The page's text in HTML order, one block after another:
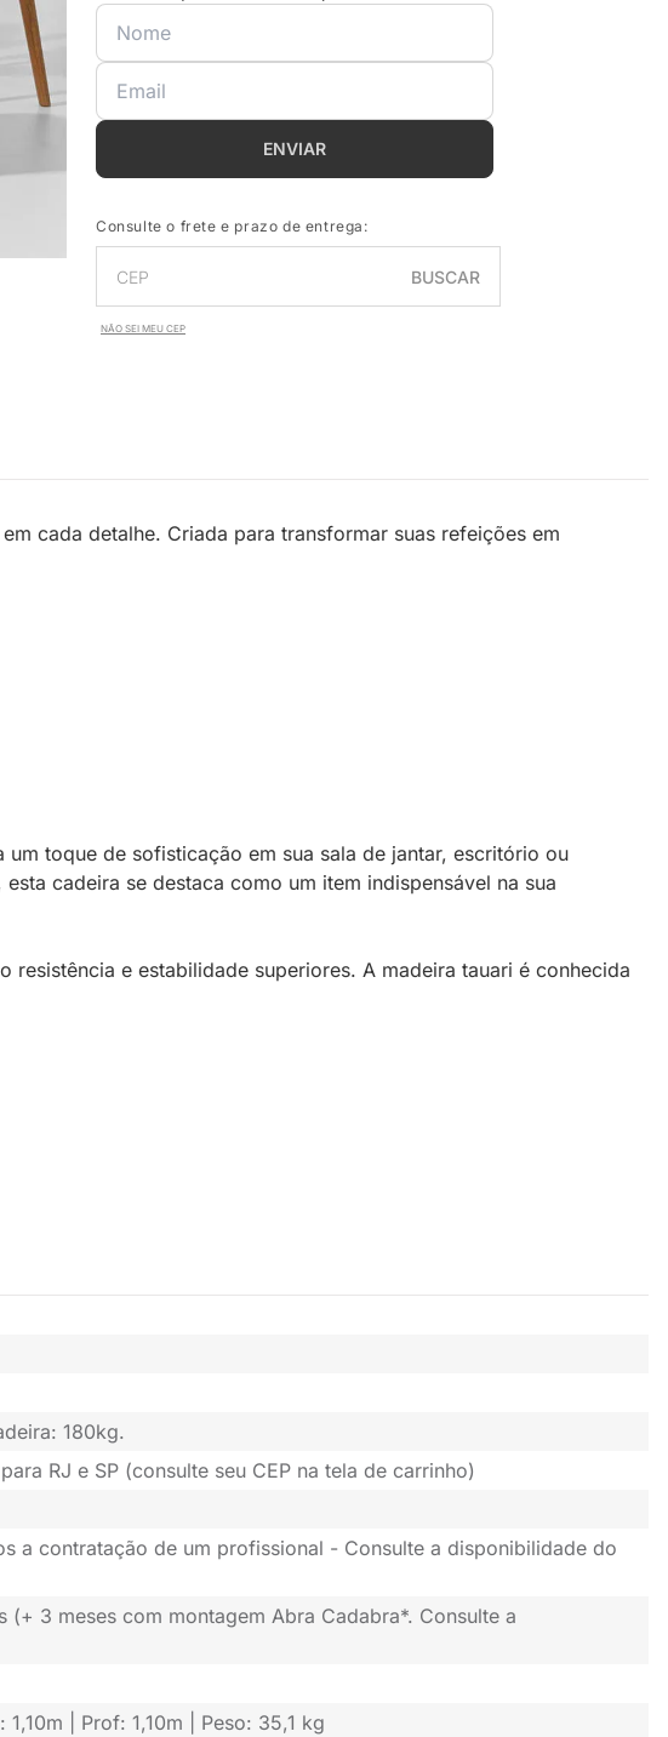
ENVIAR
Consulte o frete e prazo de entrega:
BUSCAR
NÃO SEI MEU CEP
cada detalhe. Criada para transformar suas refeições em
toque de sofisticação em sua sala de jantar, escritório ou
cadeira se destaca como um item indispensável na sua
e estabilidade superiores. A madeira tauari é conhecida
180kg.
RJ e SP (consulte seu CEP na tela de carrinho)
a contratação de um profissional - Consulte a disponibilidade do
(+ 3 meses com montagem Abra Cadabra*. Consulte a
| Prof: 1,10m | Peso: 35,1 kg